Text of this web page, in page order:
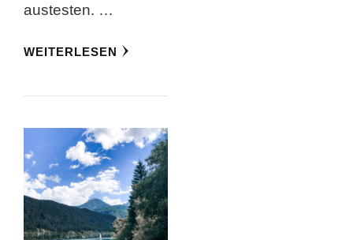
austesten. …
WEITERLESEN